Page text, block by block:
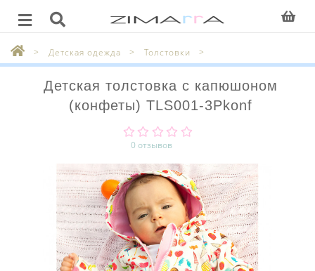
Детская одежда Толстовки
Детская толстовка с капюшоном
(конфеты) TLS001-3Pkonf
0 отзывов